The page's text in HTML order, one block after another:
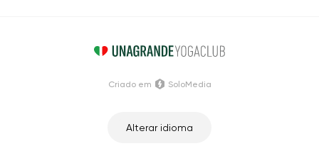
Alterar idioma
Criado em SoloMedia